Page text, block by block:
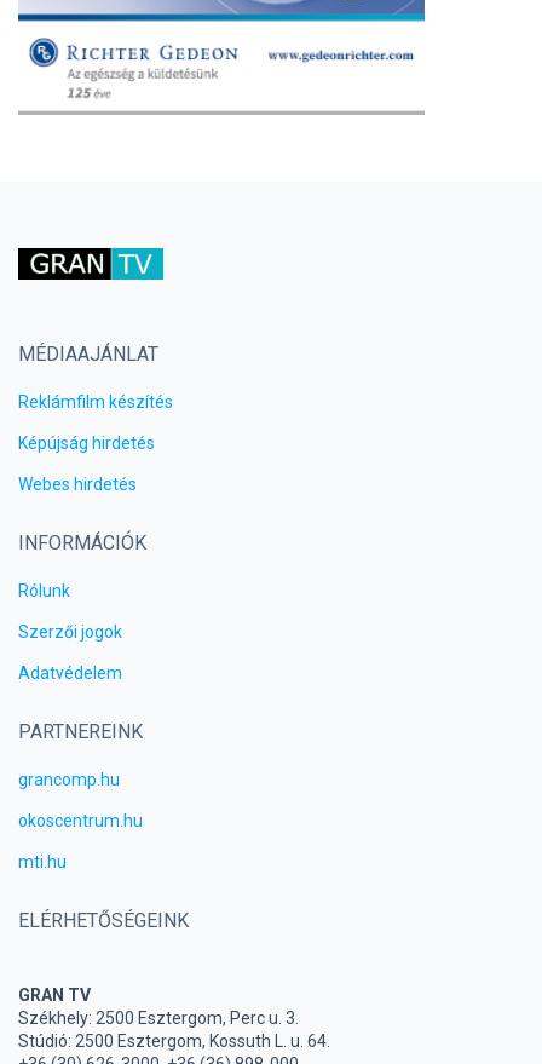
MÉDIAAJÁNLAT
Reklámfilm készítés
Képújság hirdetés
Webes hirdetés
INFORMÁCIÓK
Rólunk
Szerzői jogok
Adatvédelem
PARTNEREINK
grancomp.hu
okoscentrum.hu
mti.hu
ELÉRHETŐSÉGEINK
GRAN TV
Székhely: 2500 Esztergom, Perc u. 3.
Stúdió: 2500 Esztergom, Kossuth L. u. 64.